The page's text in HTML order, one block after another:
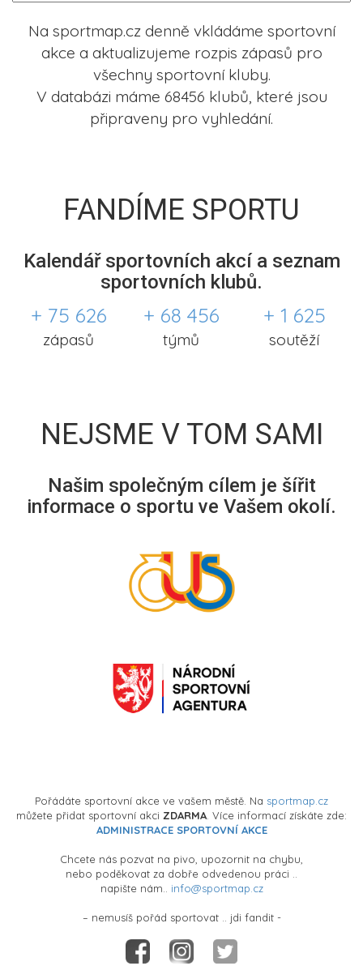
Na sportmap.cz denně vkládáme sportovní
akce a aktualizujeme rozpis zápasů pro
všechny sportovní kluby.
V databázi máme 68456 klubů, které jsou
připraveny pro vyhledání.
FANDÍME SPORTU
Kalendář sportovních akcí a seznam
sportovních klubů.
+ 75 626
zápasů
+ 68 456
týmů
+ 1 625
soutěží
NEJSME V TOM SAMI
Našim společným cílem je šířit
informace o sportu ve Vašem okolí.
Pořádáte sportovní akce ve vašem městě. Na sportmap.cz
můžete přidat sportovní akci ZDARMA . Více informací získáte zde:
ADMINISTRACE SPORTOVNÍ AKCE
Chcete nás pozvat na pivo, upozornit na chybu,
nebo poděkovat za dobře odvedenou práci ..
napište nám.. info@sportmap.cz
– nemusíš pořád sportovat .. jdi fandit -